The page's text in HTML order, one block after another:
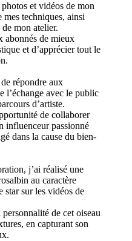
et vidéos de mon
mes techniques, ainsi
de mon atelier.
abonnés de mieux
et d’apprécier tout le
répondre aux
l’échange avec le public
d’artiste.
de collaborer
influenceur passionné
dans la cause du bien-
j’ai réalisé une
au caractère
star sur les vidéos de
de cet oiseau
en capturant son